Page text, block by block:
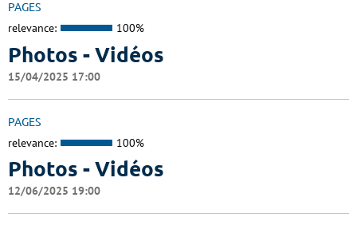
PAGES
relevance: 100%
Photos - Vidéos
15/04/2025 17:00
PAGES
relevance: 100%
Photos - Vidéos
12/06/2025 19:00